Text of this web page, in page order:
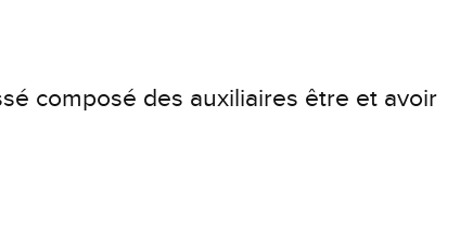
composé des auxiliaires être et avoir